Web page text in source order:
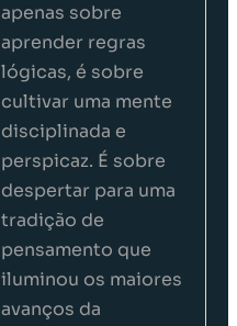
apenas sobre
aprender regras
lógicas, é sobre
cultivar uma mente
disciplinada e
perspicaz. É sobre
despertar para uma
tradição de
pensamento que
iluminou os maiores
avanços da